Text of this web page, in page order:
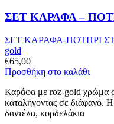
ΣΕΤ ΚΑΡΑΦΑ –
ΣΕΤ ΚΑΡΑΦΑ-ΠΟΤΗΡΙ
gold
€65,00
Προσθήκη στο καλάθι
Καράφα με roz-gold χρώμα
καταλήγοντας σε διάφανο.
δαντέλα, κορδελάκια